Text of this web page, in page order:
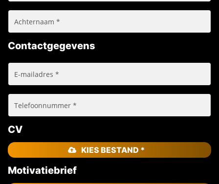
Contactgegevens
CV
KIES BESTAND *
Motivatiebrief